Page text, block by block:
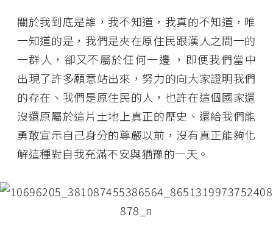
關於我到底是誰，我不知道，我真的不知道，唯
一知道的是，我們是夾在原住民跟漢人之間一的
一群人，卻又不屬於任何一邊 ，即便我們當中
出現了許多願意站出來，努力的向大家證明我們
的存在、我們是原住民的人，也許在這個國家還
沒還原屬於這片土地上真正的歷史、還給我們能
勇敢宣示自己身分的尊嚴以前，沒有真正能夠化
解這種對自我充滿不安與猶豫的一天。